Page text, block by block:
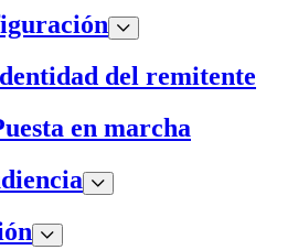
del remitente
en marcha